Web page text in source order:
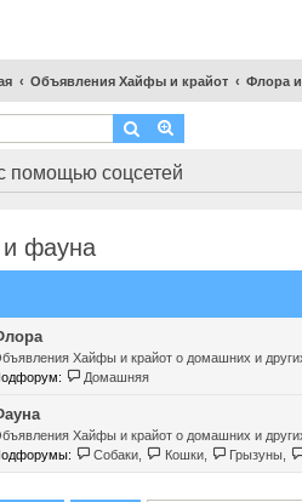
Объявления Хайфы и крайот Флора
Поиск
помощью соцсетей
фауна
Хайфы и крайот о домашних и
Домашняя
Хайфы и крайот о домашних и
Собаки Кошки, Грызуны